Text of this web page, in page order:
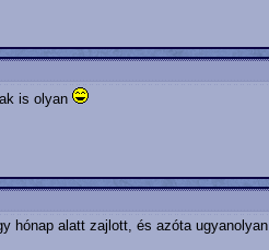
is olyan
hónap alatt zajlott, és azóta